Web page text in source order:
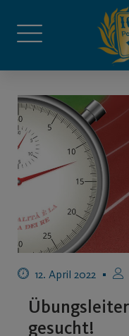
12. April 2022
gesucht!